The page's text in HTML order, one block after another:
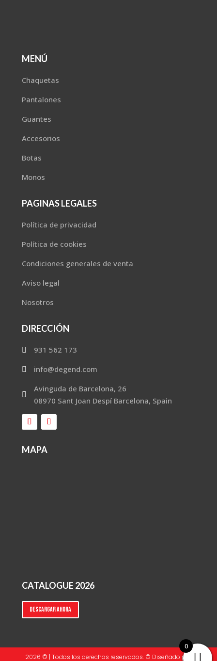
MENÚ
Chaquetas
Pantalones
Guantes
Accesorios
Botas
Monos
PAGINAS LEGALES
Política de privacidad
Política de cookies
Condiciones generales de venta
Aviso legal
Nosotros
DIRECCIÓN
 931 562 173
 info@degend.com

Avinguda de Barcelona, 26
08970 Sant Joan Despí Barcelona, Spain
MAPA
CATALOGUE 2026
Descargar ahora
2026 © | Todos los derechos reservados. © Diseñado por
0